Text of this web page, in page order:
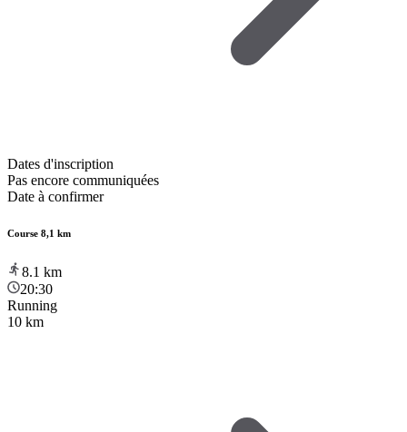
Dates d'inscription
Pas encore communiquées
Date à confirmer
Course 8,1 km
8.1 km
20:30
Running
10 km